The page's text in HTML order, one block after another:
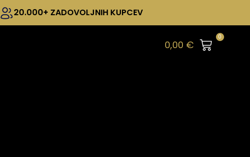
20.000+ ZADOVOLJNIH KUPCEV
0,00 €
0